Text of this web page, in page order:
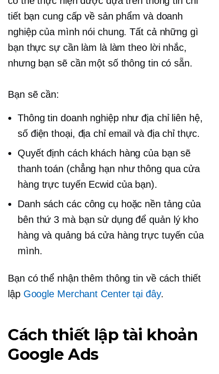
tiết bạn cung cấp về sản phẩm và doanh
nghiệp của mình nói chung. Tất cả những gì
bạn thực sự cần làm là làm theo lời nhắc,
nhưng bạn sẽ cần một số thông tin có sẵn.
Bạn sẽ cần:
Thông tin doanh nghiệp như địa chỉ liên hệ,
số điện thoại, địa chỉ email và địa chỉ thực.
Quyết định cách khách hàng của bạn sẽ
thanh toán (chẳng hạn như thông qua cửa
hàng trực tuyến Ecwid của bạn).
Danh sách các công cụ hoặc nền tảng của
bên thứ 3 mà bạn sử dụng để quản lý kho
hàng và quảng bá cửa hàng trực tuyến của
mình.
Bạn có thể nhận thêm thông tin về cách thiết
lập Google Merchant Center tại đây.
Cách thiết lập tài khoản
Google Ads